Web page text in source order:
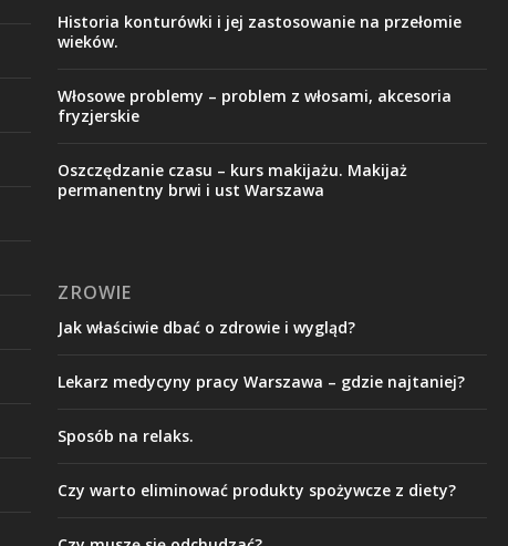
Historia konturówki i jej zastosowanie na przełomie
wieków.
Włosowe problemy – problem z włosami, akcesoria
fryzjerskie
Oszczędzanie czasu – kurs makijażu. Makijaż
permanentny brwi i ust Warszawa
ZROWIE
Jak właściwie dbać o zdrowie i wygląd?
Lekarz medycyny pracy Warszawa – gdzie najtaniej?
Sposób na relaks.
Czy warto eliminować produkty spożywcze z diety?